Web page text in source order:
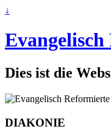
↓
Dies ist die
DIAKONIE